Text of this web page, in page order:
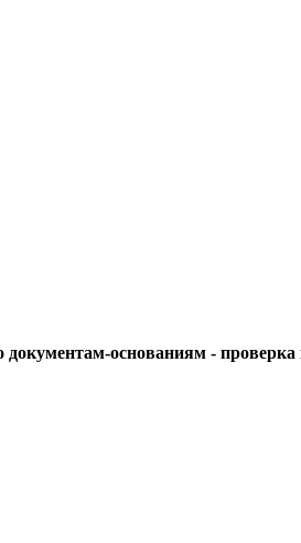
основаниям - проверка